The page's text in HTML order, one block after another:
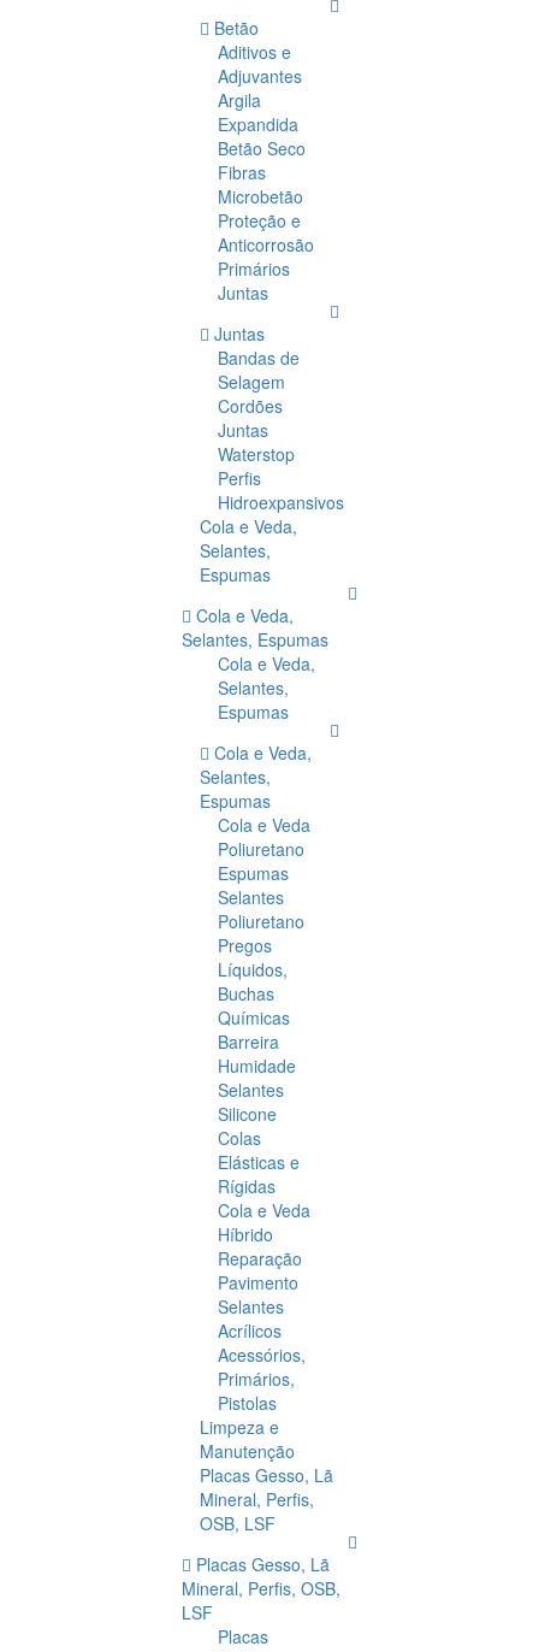
Betão
Aditivos e
Adjuvantes
Argila
Expandida
Betão Seco
Fibras
Microbetão
Proteção e
Anticorrosão
Primários
Juntas
Juntas
Bandas de
Selagem
Cordões
Juntas
Waterstop
Perfis
Hidroexpansivos
Cola e Veda,
Selantes,
Espumas
Cola e Veda,
Selantes, Espumas
Cola e Veda,
Selantes,
Espumas
Cola e Veda,
Selantes,
Espumas
Cola e Veda
Poliuretano
Espumas
Selantes
Poliuretano
Pregos
Líquidos,
Buchas
Químicas
Barreira
Humidade
Selantes
Silicone
Colas
Elásticas e
Rígidas
Cola e Veda
Híbrido
Reparação
Pavimento
Selantes
Acrílicos
Acessórios,
Primários,
Pistolas
Limpeza e
Manutenção
Placas Gesso, Lã
Mineral, Perfis,
OSB, LSF
Placas Gesso, Lã
Mineral, Perfis, OSB,
LSF
Placas